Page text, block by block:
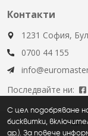
Контакти
1231 София,
0700 44 155
Последвайте ни:
С цел подобряване
бисквитки,
др.). За повече